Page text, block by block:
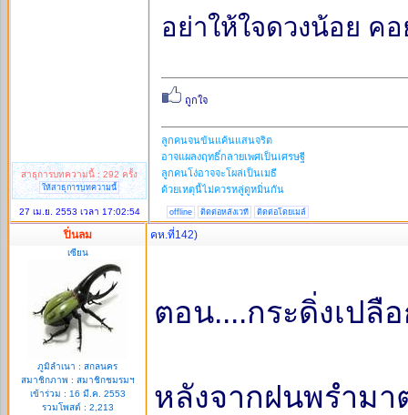
อย่าให้ใจดวงน้อย ค
สาธุการบทความนี้ : 292 ครั้ง
ให้สาธุการบทความนี้
ลูกคนจนข้นแค้นแสนจริต
อาจแผลงฤทธิ์กลายเพศเป็นเศรษฐี
ลูกคนโง่อาจจะโผล่เป็นเมธี
ด้วยเหตุนี้ไม่ควรหลู่ดูหมิ่นกัน
27 เม.ย. 2553 เวลา 17:02:54 offline ติดต่อหลังเวที ติดต่อโดยเมล์
ปิ่นลม คห.ที่142)
เซียน
ภูมิลำเนา : สกลนคร
สมาชิกภาพ : สมาชิกชมรมฯ
เข้าร่วม : 16 มี.ค. 2553
รวมโพสต์ : 2,213
ตอน....กระดิ่งเปลื
หลังจากฝนพรำม